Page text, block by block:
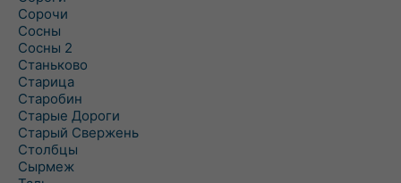
Сорочи
Сосны
Сосны 2
Станьково
Старица
Старобин
Старые Дороги
Старый Свержень
Столбцы
Сырмеж